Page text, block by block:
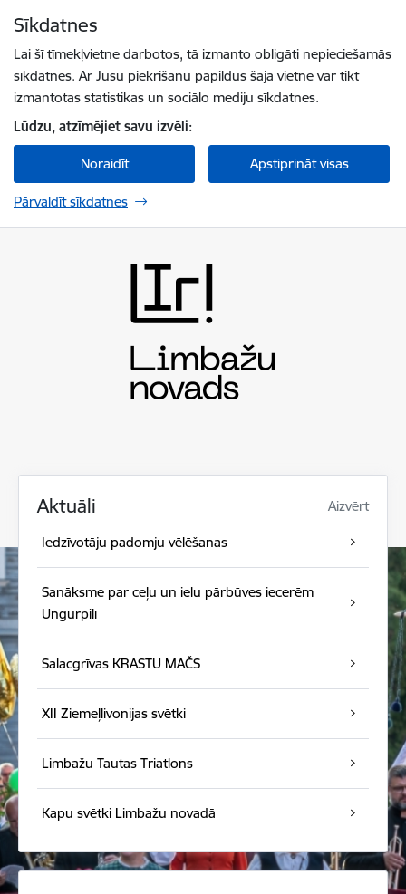
Sīkdatnes
Lai šī tīmekļvietne darbotos, tā izmanto obligāti nepieciešamās
sīkdatnes. Ar Jūsu piekrišanu papildus šajā vietnē var tikt
izmantotas statistikas un sociālo mediju sīkdatnes.
Lūdzu, atzīmējiet savu izvēli:
Noraidīt Apstiprināt visas
Pārvaldīt sīkdatnes
Aktuāli Aizvērt
Iedzīvotāju padomju vēlēšanas
Sanāksme par ceļu un ielu pārbūves iecerēm
Ungurpilī
Salacgrīvas KRASTU MAČS
XII Ziemeļlivonijas svētki
Limbažu Tautas Triatlons
Kapu svētki Limbažu novadā